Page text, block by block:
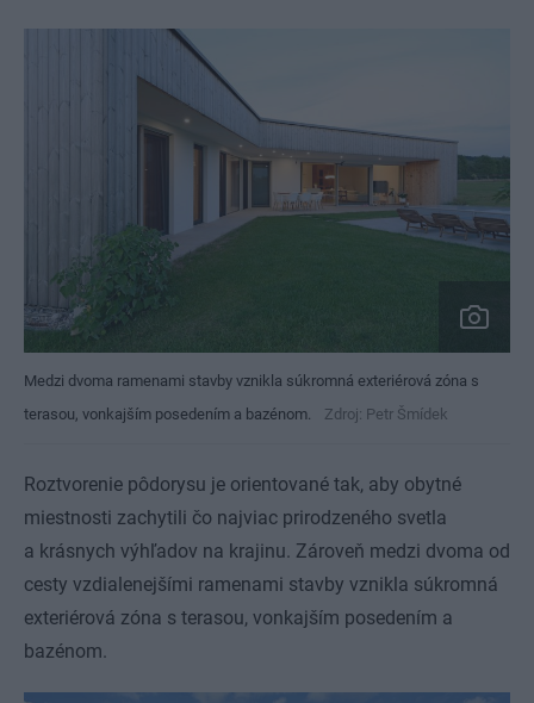
Medzi dvoma ramenami stavby vznikla súkromná exteriérová zóna s
terasou, vonkajším posedením a bazénom.
Zdroj: Petr Šmídek
Roztvorenie pôdorysu je orientované tak, aby obytné
miestnosti zachytili čo najviac prirodzeného svetla
a krásnych výhľadov na krajinu. Zároveň medzi dvoma od
cesty vzdialenejšími ramenami stavby vznikla súkromná
exteriérová zóna s terasou, vonkajším posedením a
bazénom.